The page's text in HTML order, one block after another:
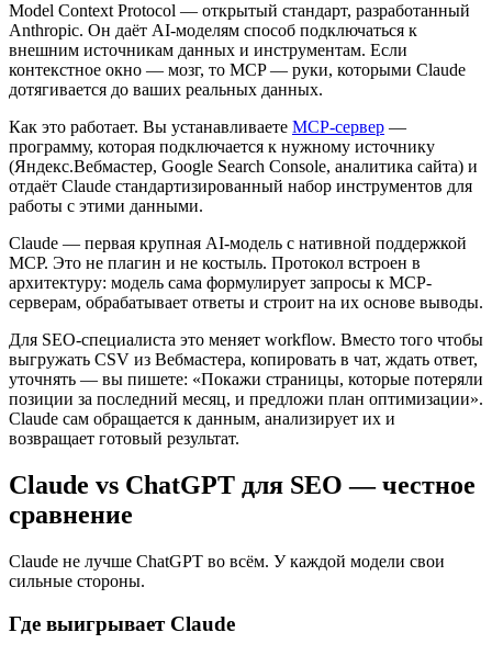
Model Context Protocol — открытый стандарт, разработанный
Anthropic. Он даёт AI-моделям способ подключаться к
внешним источникам данных и инструментам. Если
контекстное окно — мозг, то MCP — руки, которыми Claude
дотягивается до ваших реальных данных.
Как это работает. Вы устанавливаете MCP-сервер —
программу, которая подключается к нужному источнику
(Яндекс.Вебмастер, Google Search Console, аналитика сайта) и
отдаёт Claude стандартизированный набор инструментов для
работы с этими данными.
Claude — первая крупная AI-модель с нативной поддержкой
MCP. Это не плагин и не костыль. Протокол встроен в
архитектуру: модель сама формулирует запросы к MCP-
серверам, обрабатывает ответы и строит на их основе выводы.
Для SEO-специалиста это меняет workflow. Вместо того чтобы
выгружать CSV из Вебмастера, копировать в чат, ждать ответ,
уточнять — вы пишете: «Покажи страницы, которые потеряли
позиции за последний месяц, и предложи план оптимизации».
Claude сам обращается к данным, анализирует их и
возвращает готовый результат.
Claude vs ChatGPT для SEO — честное
сравнение
Claude не лучше ChatGPT во всём. У каждой модели свои
сильные стороны.
Где выигрывает Claude